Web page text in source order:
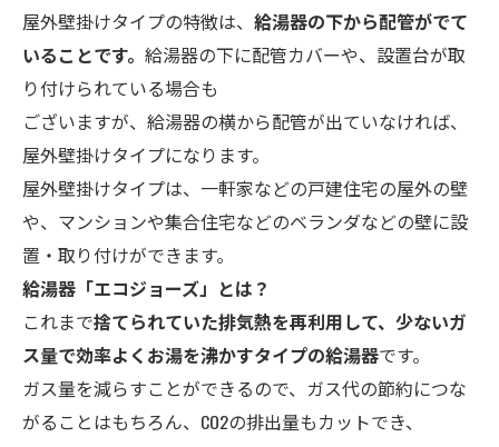
屋外壁掛けタイプの特徴は、 給湯器の下から配管がでて
いることです。 給湯器の下に配管カバーや、設置台が取
り付けられている場合も
ございますが、給湯器の横から配管が出ていなければ、
屋外壁掛けタイプになります。
屋外壁掛けタイプは、一軒家などの戸建住宅の屋外の壁
や、マンションや集合住宅などのベランダなどの壁に設
置・取り付けができます。
給湯器「エコジョーズ」とは？
これまで捨てられていた排気熱を再利用して、少ないガ
ス量で効率よくお湯を沸かすタイプの給湯器です。
ガス量を減らすことができるので、ガス代の節約につな
がることはもちろん、CO2の排出量もカットでき、